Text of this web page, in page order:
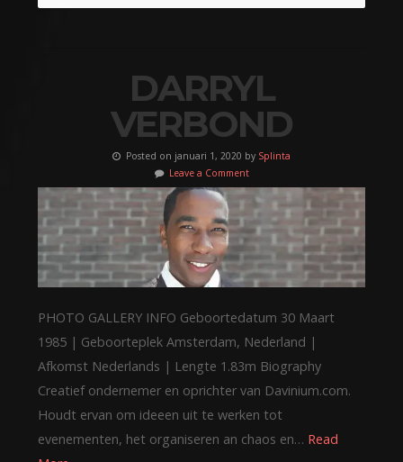
DARRYL
VERBOND
Posted on januari 1, 2020 by Splinta
Leave a Comment
PHOTO GALLERY INFO Geboortedatum 30 Maart
1985 | Geboorteplek Amsterdam, Nederland |
Afkomst Nederlands | Lengte 1.83m Biography
Creatief ondernemer en oprichter van Davinium.com.
Houdt ervan om ideeen uit te werken tot
evenementen, het organiseren an chaos en… Read